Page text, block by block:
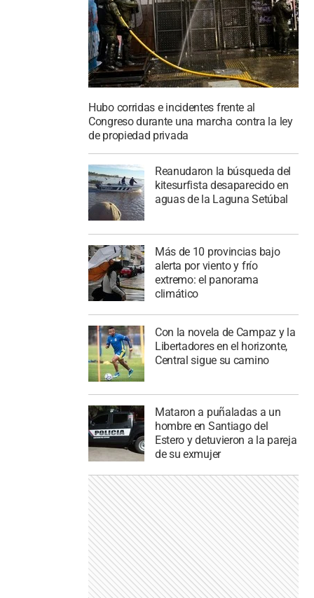
Hubo corridas e incidentes frente al
Congreso durante una marcha contra la ley
de propiedad privada
Reanudaron la búsqueda del
kitesurfista desaparecido en
aguas de la Laguna Setúbal
Más de 10 provincias bajo
alerta por viento y frío
extremo: el panorama
climático
Con la novela de Campaz y la
Libertadores en el horizonte,
Central sigue su camino
Mataron a puñaladas a un
hombre en Santiago del
Estero y detuvieron a la pareja
de su exmujer